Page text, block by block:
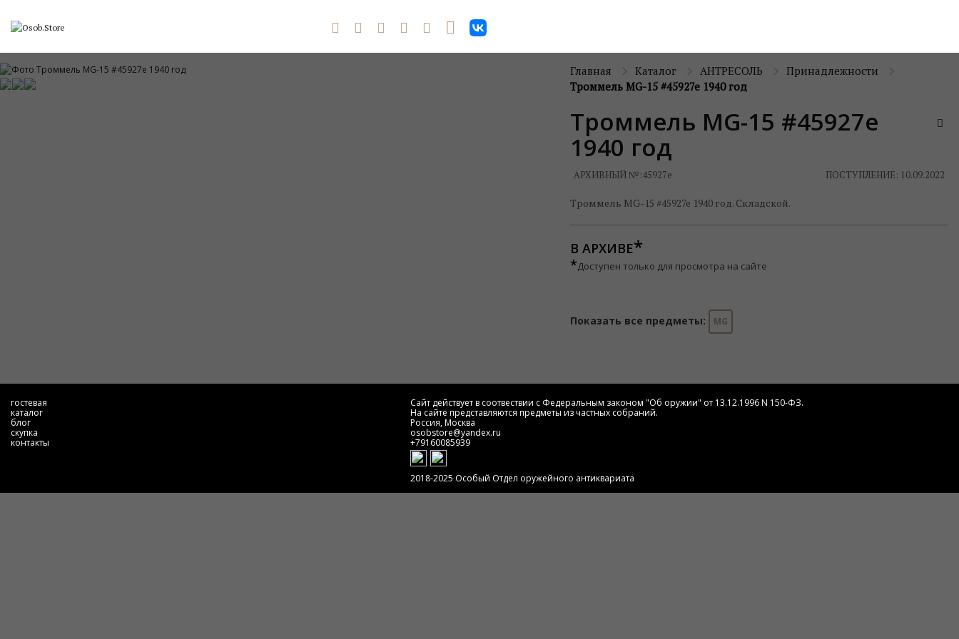
Главная Каталог АНТРЕСОЛЬ
Принадлежности
Троммель MG-15 #45927e 1940 год
Троммель MG-15 #45927e
1940 год
АРХИВНЫЙ №:45927e ПОСТУПЛЕНИЕ: 10.09.2022
Троммель MG-15 #45927e 1940 год. Складской.
В АРХИВЕ
*Доступен только для просмотра на сайте
Показать все предметы: MG
гостевая
каталог
блог
скупка
контакты
Сайт действует в соотвествии с Федеральным законом "Об оружии" от 13.12.1996 N 150-ФЗ.
На сайте представляются предметы из частных собраний.
Россия, Москва
osobstore@yandex.ru
+79160085939
2018-2025 Особый Отдел оружейного антиквариата